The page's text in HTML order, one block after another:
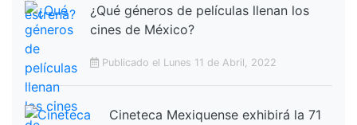
¿Qué géneros de películas llenan los
cines de México?
Publicado el Lunes 11 de Abril, 2022
Cineteca Mexiquense exhibirá la 71